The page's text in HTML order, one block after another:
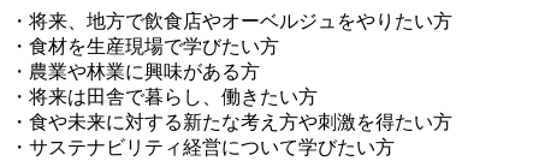
・将来、地方で飲食店やオーベルジュをやりたい方
・食材を生産現場で学びたい方
・農業や林業に興味がある方
・将来は田舎で暮らし、働きたい方
・食や未来に対する新たな考え方や刺激を得たい方
・サステナビリティ経営について学びたい方